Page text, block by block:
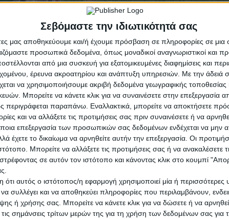
Σεβόμαστε την ιδιωτικότητά σας
μας αποθηκεύουμε και/ή έχουμε πρόσβαση σε πληροφορίες σε
προσωπικά δεδομένα, όπως μοναδικοί αναγνωριστικοί και
από μια συσκευή για εξατομικευμένες διαφημίσεις και
έρευνα ακροατηρίου και ανάπτυξη υπηρεσιών. Με την άδειά
να χρησιμοποιήσουμε ακριβή δεδομένα γεωγραφικής τοποθεσίας
Μπορείτε να κάνετε κλικ για να συναινέσετε στην επεξεργασία
περιγράφεται παραπάνω. Εναλλακτικά, μπορείτε να αποκτήσετε
και να αλλάξετε τις προτιμήσεις σας πριν συναινέσετε ή να
επεξεργασία των προσωπικών σας δεδομένων ενδέχεται να μην
έχετε το δικαίωμα να αρνηθείτε αυτήν την επεξεργασία. Οι
Μπορείτε να αλλάξετε τις προτιμήσεις σας ή να ανακαλέσετε
σε αυτόν τον ιστότοπο και κάνοντας κλικ στο κουμπί
αυτός ο ιστότοπος/η εφαρμογή χρησιμοποιεί μία ή περισσότερες
συλλέγει και να αποθηκεύει πληροφορίες που περιλαμβάνουν,
ή χρήσης σας. Μπορείτε να κάνετε κλικ για να δώσετε ή να
σημάνσεις τρίτων μερών της για τη χρήση των δεδομένων σας
ύψους 73,46 εκατ. ευρώ για το οικονομικό έτος 2026
αυξήσεις στις τιμές των λιπασμάτων. Αυτό σημαίνει ότι η
πόρους έως και 200% της κοινοτικής χρηματοδότησης. Στην
της ενίσχυσης που θα μπορούσε να καταβληθεί στους